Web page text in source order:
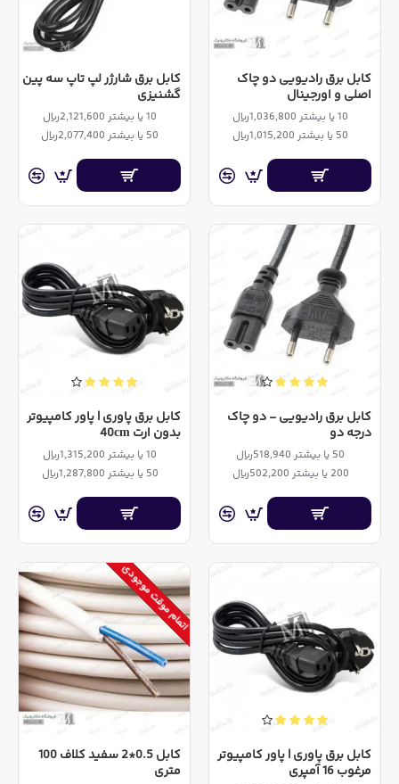
کابل برق رادیویی دو چاک
اصلی و اورجینال
10 یا بیشتر 1,036,800ریال
50 یا بیشتر 1,015,200ریال
کابل برق شارژر لپ تاپ سه پین
گشنیزی
10 یا بیشتر 2,121,600ریال
50 یا بیشتر 2,077,400ریال
کابل برق رادیویی - دو چاک
درجه دو
50 یا بیشتر 518,940ریال
200 یا بیشتر 502,200ریال
کابل برق پاوری | پاور کامپیوتر
بدون ارت 40cm
10 یا بیشتر 1,315,200ریال
50 یا بیشتر 1,287,800ریال
کابل برق پاوری | پاور کامپیوتر
مرغوب 16 آمپری
اتمام موقت موجودی
کابل 0.5*2 سفید کلاف 100
متری